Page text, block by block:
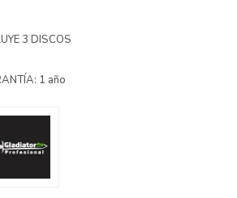
3 DISCOS
1 año